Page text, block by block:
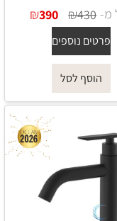
מ- ₪430
₪390
פרטים נוספים
הוסף לסל